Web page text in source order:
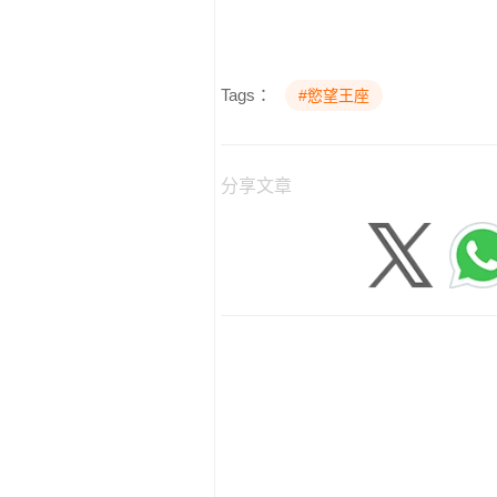
Tags： #慾望王座
分享文章